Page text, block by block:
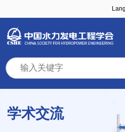
页
学
学术交流